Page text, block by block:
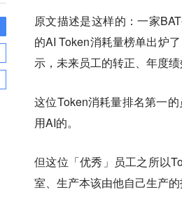
原文描述是这样的：一家
的AI Token消耗量榜单出炉
示，未来员工的转正、年度
这位Token消耗量排名第一
用AI的。
但这位「优秀」员工之所以
室、生产本该由他自己生产